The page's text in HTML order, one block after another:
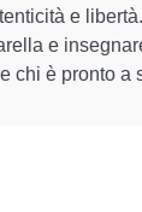
e
e
chi è pronto a